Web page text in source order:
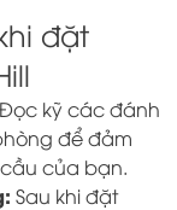
đặt
Đọc kỹ các đánh
để đảm
của bạn.
Sau khi đặt